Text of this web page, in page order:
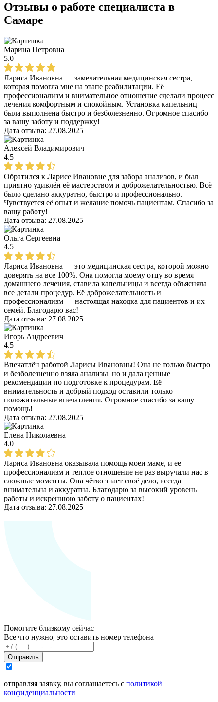
Отзывы о работе специалиста в
Самаре
Марина Петровна
5.0
Лариса Ивановна — замечательная медицинская сестра,
которая помогла мне на этапе реабилитации. Её
профессионализм и внимательное отношение сделали процесс
лечения комфортным и спокойным. Установка капельниц
была выполнена быстро и безболезненно. Огромное спасибо
за вашу заботу и поддержку!
Дата отзыва: 27.08.2025
Алексей Владимирович
4.5
Обратился к Ларисе Ивановне для забора анализов, и был
приятно удивлён её мастерством и доброжелательностью. Всё
было сделано аккуратно, быстро и профессионально.
Чувствуется её опыт и желание помочь пациентам. Спасибо за
вашу работу!
Дата отзыва: 27.08.2025
Ольга Сергеевна
4.5
Лариса Ивановна — это медицинская сестра, которой можно
доверять на все 100%. Она помогла моему отцу во время
домашнего лечения, ставила капельницы и всегда объясняла
все детали процедур. Её доброжелательность и
профессионализм — настоящая находка для пациентов и их
семей. Благодарю вас!
Дата отзыва: 27.08.2025
Игорь Андреевич
4.5
Впечатлён работой Ларисы Ивановны! Она не только быстро
и безболезненно взяла анализы, но и дала ценные
рекомендации по подготовке к процедурам. Её
внимательность и добрый подход оставили только
положительные впечатления. Огромное спасибо за вашу
помощь!
Дата отзыва: 27.08.2025
Елена Николаевна
4.0
Лариса Ивановна оказывала помощь моей маме, и её
профессионализм и теплое отношение не раз выручали нас в
сложные моменты. Она чётко знает своё дело, всегда
внимательна и аккуратна. Благодарю за высокий уровень
работы и искреннюю заботу о пациентах!
Дата отзыва: 27.08.2025
Помогите близкому сейчас
Все что нужно, это оставить номер телефона
Отправить
отправляя заявку, вы соглашаетесь с политикой
конфиденциальности